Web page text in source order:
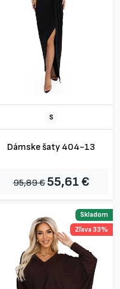
S
Dámske šaty 404-13
95,89 € 55,61 €
Skladom
Zľava 33%